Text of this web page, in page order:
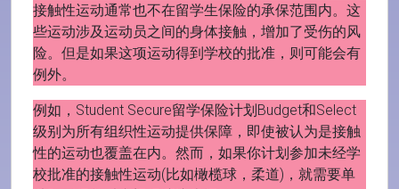
接触性运动通常也不在留学生保险的承保范围内。这
些运动涉及运动员之间的身体接触，增加了受伤的风
险。但是如果这项运动得到学校的批准，则可能会有
例外。
例如，Student Secure留学保险计划Budget和Select
级别为所有组织性运动提供保障，即使被认为是接触
性的运动也覆盖在内。然而，如果你计划参加未经学
校批准的接触性运动(比如橄榄球，柔道)，就需要单